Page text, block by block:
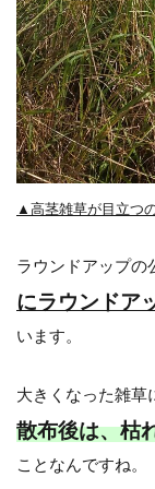
▲高茎雑草が目立つ
ラウンドアップの
にラウンドア
います。
大きくなった雑草
散布後は、枯
ことなんですね。